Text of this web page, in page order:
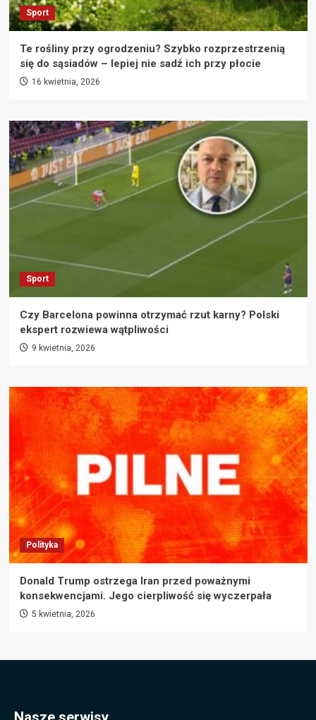
Sport
Te rośliny przy ogrodzeniu? Szybko rozprzestrzenią
się do sąsiadów – lepiej nie sadź ich przy płocie
16 kwietnia, 2026
Sport
Czy Barcelona powinna otrzymać rzut karny? Polski
ekspert rozwiewa wątpliwości
9 kwietnia, 2026
Polityka
Donald Trump ostrzega Iran przed poważnymi
konsekwencjami. Jego cierpliwość się wyczerpała
5 kwietnia, 2026